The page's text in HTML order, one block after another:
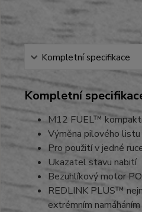
Kompletní specifikace
Kompletní
M12 FUEL™
Výměna pilového
Pro použití v jedné
Ukazatel stavu nabití
Bezuhlíkový motor
REDLINK PLUS™
extrémním namáháním